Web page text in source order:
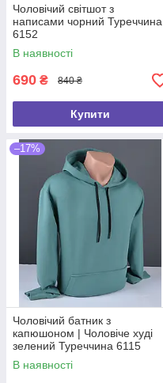
Чоловічий світшот з
написами чорний Туреччина
6152
В наявності
690 ₴ 840 ₴
Купити
–17%
Чоловічий батник з
капюшоном | Чоловіче худі
зелений Туреччина 6115
В наявності